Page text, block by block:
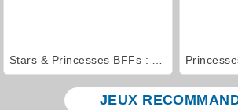
JEUX